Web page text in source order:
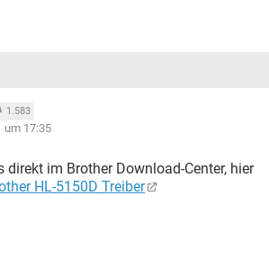
1.583
um 17:35
direkt im Brother Download-Center, hier
HL-5150D Treiber